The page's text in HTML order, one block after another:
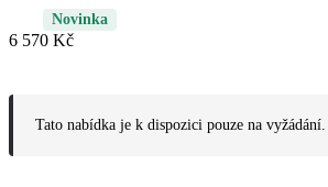
Novinka
6 570 Kč
Tato nabídka je k dispozici pouze na